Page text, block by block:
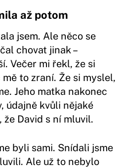
až potom
jsem. Ale něco se
chovat jinak –
Večer mi řekl, že si
to zraní. Že si myslel,
Jeho matka nakonec
údajně kvůli nějaké
David s ní mluvil.
byli sami. Snídali jsme
Ale už to nebylo